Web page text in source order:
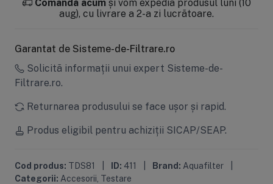
aug), cu livrare a 2-a zi lucrătoare.
Garantat de Sisteme-de-Filtrare.ro
Solicită informații unui expert Sisteme-de-
Filtrare.ro.
Returnarea produsului se face ușor și rapid.
Produs eligibil pentru achiziții SICAP/SEAP.
Cod produs: TDS81 ID: 411 Brand: Aquafilter
Categorii: Accesorii Testare